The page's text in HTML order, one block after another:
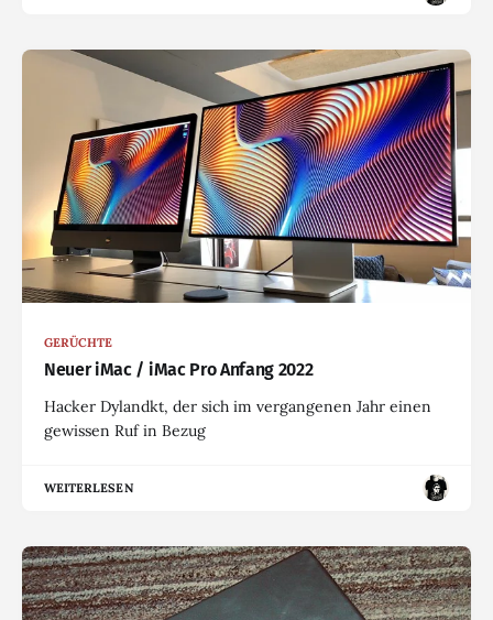
GERÜCHTE
Neuer iMac / iMac Pro Anfang 2022
Hacker Dylandkt, der sich im vergangenen Jahr einen
gewissen Ruf in Bezug
WEITERLESEN